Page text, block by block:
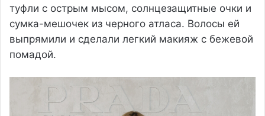
туфли с острым мысом, солнцезащитные очки и
сумка-мешочек из черного атласа. Волосы ей
выпрямили и сделали легкий макияж с бежевой
помадой.